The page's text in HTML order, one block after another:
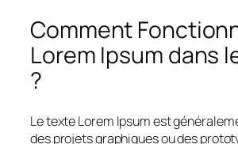
Comment
Lorem Ipsum dans
?
Le texte Lorem Ipsum est
des projets graphiques ou des